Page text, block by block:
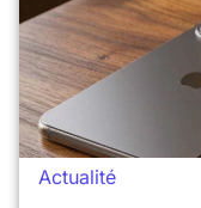
Actualité